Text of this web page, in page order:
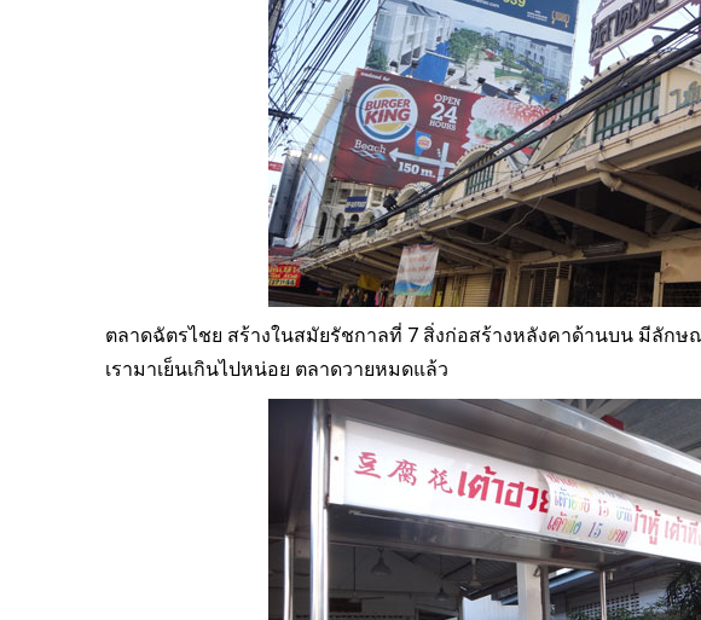
ตลาดฉัตรไชย สร้างในสมัยรัชกาลที่ 7 สิ่งก่อสร้างหลังคาด้านบน มีลัก
เรามาเย็นเกินไปหน่อย ตลาดวายหมดแล้ว